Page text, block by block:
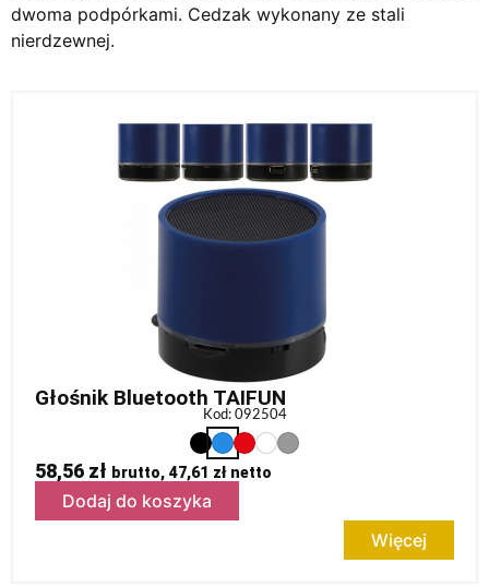
dwoma podpórkami. Cedzak wykonany ze stali
nierdzewnej.
Głośnik Bluetooth TAIFUN
Kod: 092504
58,56 zł brutto, 47,61 złnetto
Dodaj do koszyka
Więcej